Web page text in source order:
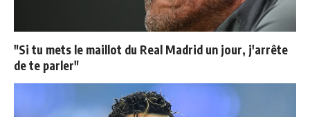
"Si tu mets le maillot du Real Madrid un jour, j'arrête
de te parler"